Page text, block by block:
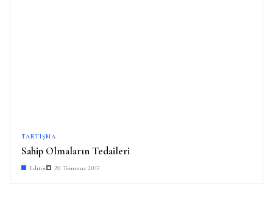
TARTIŞMA
Sahip Olmaların Tedaileri
Editör 20 Temmuz 2017